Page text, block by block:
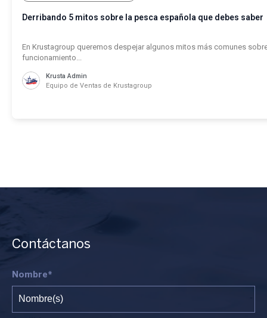
Derribando 5 mitos sobre la pesca española que debes saber
En Krustagroup queremos despejar algunos mitos más comunes
funcionamiento...
Krusta Admin
Equipo de Ventas de Krustagroup
Contáctanos
Nombre*